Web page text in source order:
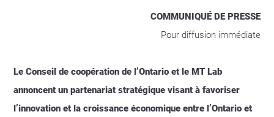
COMMUNIQUÉ DE PRESSE
Pour diffusion immédiate
Le Conseil de coopération de l’Ontario et le MT Lab
annoncent un partenariat stratégique visant à favoriser
l’innovation et la croissance économique entre l’Ontario et